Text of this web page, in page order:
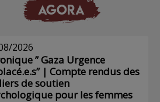
AGORA
2026
” Gaza Urgence
| Compte rendus des
de soutien
pour les femmes